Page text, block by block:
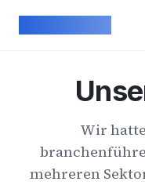
Wir
mehreren